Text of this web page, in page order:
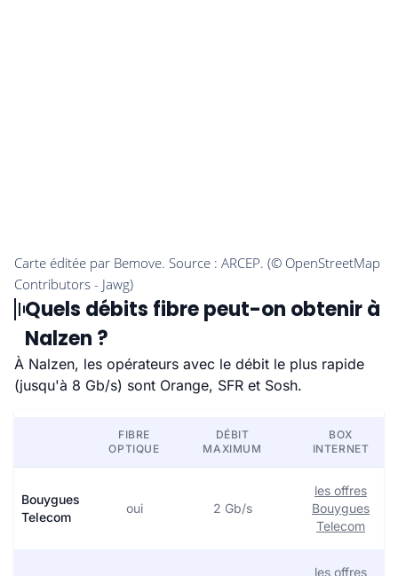
Quels débits fibre peut-on obtenir à
Nalzen ?
À Nalzen, les opérateurs avec le débit le plus rapide
(jusqu'à 8 Gb/s) sont Orange, SFR et Sosh.
FIBRE
OPTIQUE
DÉBIT
MAXIMUM
BOX
INTERNET
Bouygues
Telecom
oui 2 Gb/s
les offres
Bouygues
Telecom
les offres